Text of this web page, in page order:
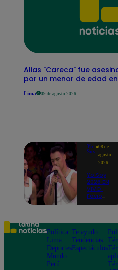
Alias "Careca" fue
por un menor de edad en
Lima 09 de agosto 2026
Yo
Soy
08 de
agosto
2026
Yo Soy
2026 EN
VIVO:
Favio
Ricky
Martin y
pone a
bailar a
todos en
CASTING
Política
Lima
Deportes
Mundo
Perú
Te ayudo
Tendencias
Espectáculos